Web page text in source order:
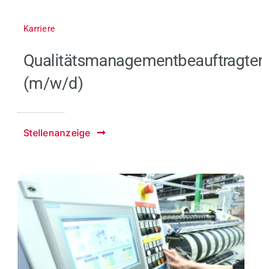
Karriere
(m/w/d)
Stellenanzeige